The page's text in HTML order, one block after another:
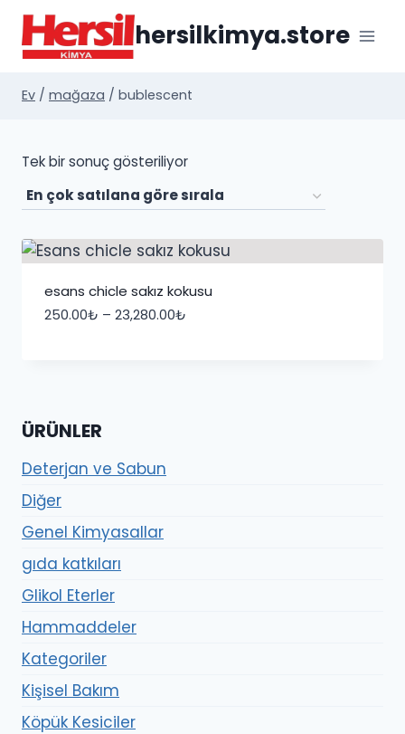
İçeriğe
geç
hersilkimya.store
Ev / mağaza / bublescent
Tek bir sonuç gösteriliyor
esans chicle sakız kokusu
250.00₺ – 23,280.00₺Fiyat
ÜRÜNLER
Deterjan ve Sabun
Diğer
Genel Kimyasallar
gıda katkıları
Glikol Eterler
Hammaddeler
Kategoriler
Kişisel Bakım
Köpük Kesiciler